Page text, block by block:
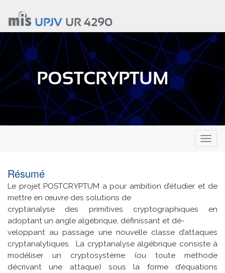
contenu
principal
UPJVUR 4290
POSTCRYPTUM
Résumé
Le projet POSTCRYPTUM a pour ambition d’étudier et de
mettre en œuvre des solutions de
cryptanalyse des primitives cryptographiques en
adoptant un angle algébrique, définissant et dé-
veloppant au passage une nouvelle classe d’attaques
cryptanalytiques. La cryptanalyse algébrique consiste à
modéliser un cryptosystème (ou toute méthode
décrivant une attaque) sous la forme d’équations